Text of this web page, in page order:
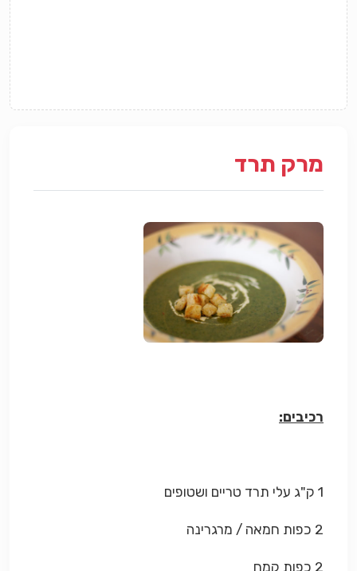
מרק תרד
רכיבים:
1 ק"ג עלי תרד טריים ושטופים
2 כפות חמאה / מרגרינה
2 כפות קמח